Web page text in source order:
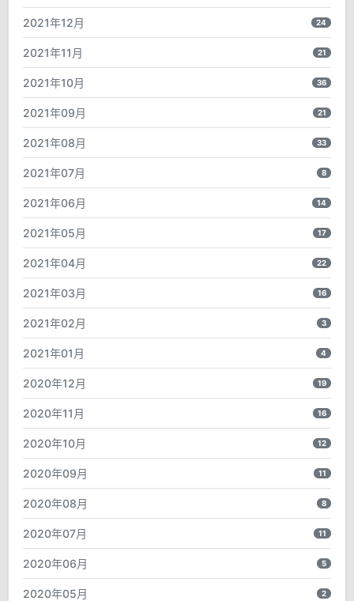
2021年12月 24
2021年11月 21
2021年10月 36
2021年09月 21
2021年08月 33
2021年07月 8
2021年06月 14
2021年05月 17
2021年04月 22
2021年03月 16
2021年02月 3
2021年01月 4
2020年12月 19
2020年11月 16
2020年10月 12
2020年09月 11
2020年08月 8
2020年07月 11
2020年06月 5
2020年05月 2